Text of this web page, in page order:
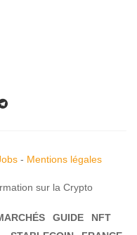
- Mentions légales
sur la Crypto
GUIDE
NFT